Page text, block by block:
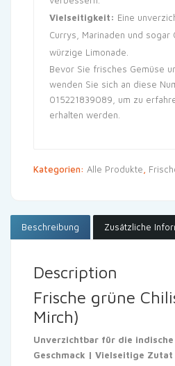
Vielseitigkeit: Eine
Currys, Marinaden und sogar
würzige Limonade.
Bevor Sie frisches Gemüse
wenden Sie sich an diese
015221839089, um zu
erhalten werden.
Kategorien: Alle Produkte,
Beschreibung Zusätzliche
Description
Frische grüne
Mirch)
Unverzichtbar für die
Geschmack | Vielseitige Zutat